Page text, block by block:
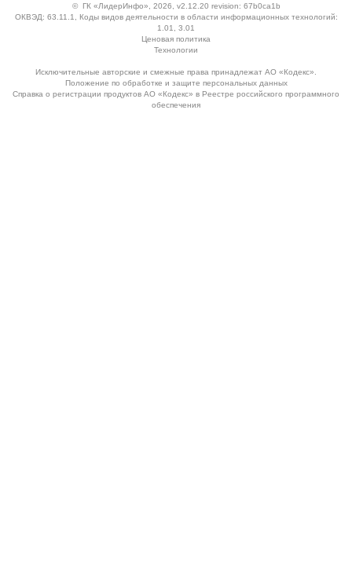
© ГК «ЛидерИнфо» , 2026, v2.12.20 revision: 67b0ca1b
ОКВЭД: 63.11.1, Коды видов деятельности в области информационных технологий:
1.01, 3.01
Ценовая политика
Технологии
Исключительные авторские и смежные права принадлежат АО «Кодекс».
Положение по обработке и защите персональных данных
Справка о регистрации продуктов АО «Кодекс» в Реестре российского программного
обеспечения